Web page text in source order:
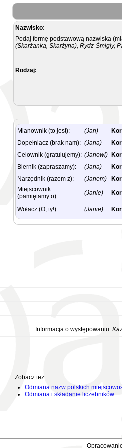
Nazwisko:
Podaj formę podstawową nazwiska
(Skarżanka, Skarżyna), Rydz-Śmigły,
Rodzaj:
Mianownik (to jest): (Jan)
Dopełniacz (brak nam): (Jana)
Celownik (gratulujemy): (Janowi)
Biernik (zapraszamy):
(Jana)
Narzędnik (razem z):
(Janem)
Miejscownik
(pamiętamy o):
(Janie)
Wołacz (O, ty!): (Janie)
Informacja o występowaniu:
Zobacz też:
Odmiana nazw polskich
Odmiana i składanie liczebników